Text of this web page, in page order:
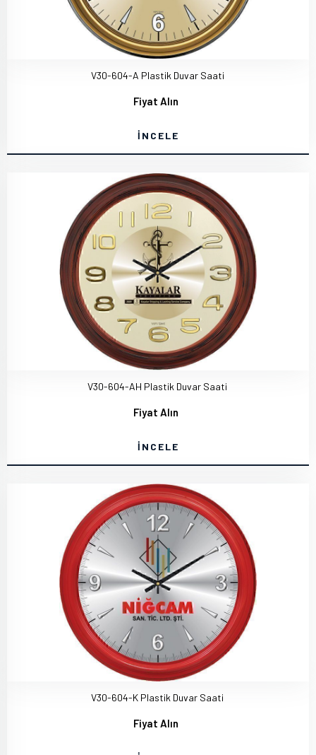
V30-604-A Plastik Duvar Saati
Fiyat Alın
İNCELE
V30-604-AH Plastik Duvar Saati
Fiyat Alın
İNCELE
V30-604-K Plastik Duvar Saati
Fiyat Alın